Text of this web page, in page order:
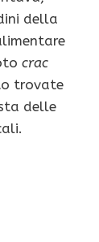
della
crac
trovate
delle